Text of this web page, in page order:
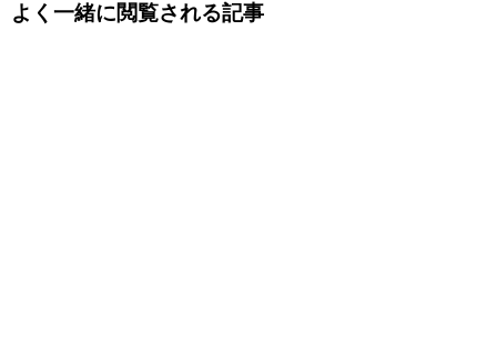
よく一緒に閲覧される記事